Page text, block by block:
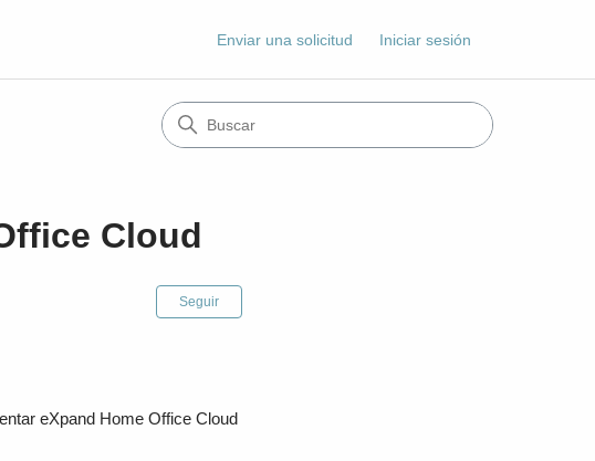
Enviar una solicitud Iniciar sesión
Cloud
Seguir
eXpand Home Office Cloud